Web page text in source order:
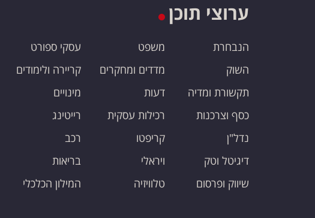
ערוצי תוכן
הנבחרת
השוק
תקשורת ומדיה
כסף וצרכנות
נדל"ן
דיגיטל וטק
שיווק ופרסום
משפט
מדדים ומחקרים
דעות
רכילות עסקית
קריפטו
ויראלי
טלוויזיה
עסקי ספורט
קריירה ולימודים
מינויים
רייטינג
רכב
בריאות
המילון הכלכלי